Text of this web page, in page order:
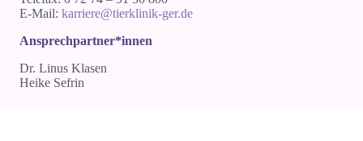
E-Mail: karriere@tierklinik-ger.de
Ansprechpartner*innen
Dr. Linus Klasen
Heike Sefrin